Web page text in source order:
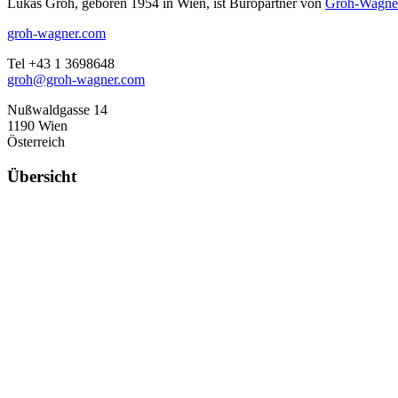
Lukas Groh, geboren 1954 in Wien, ist Büropartner von Groh-
groh-wagner.com
Tel +43 1 3698648
groh@groh-wagner.com
Nußwaldgasse 14
1190 Wien
Österreich
Übersicht